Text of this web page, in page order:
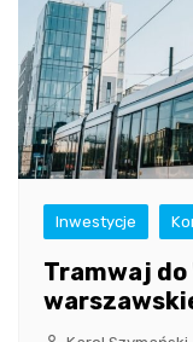
Inwestycje
Tramwaj do